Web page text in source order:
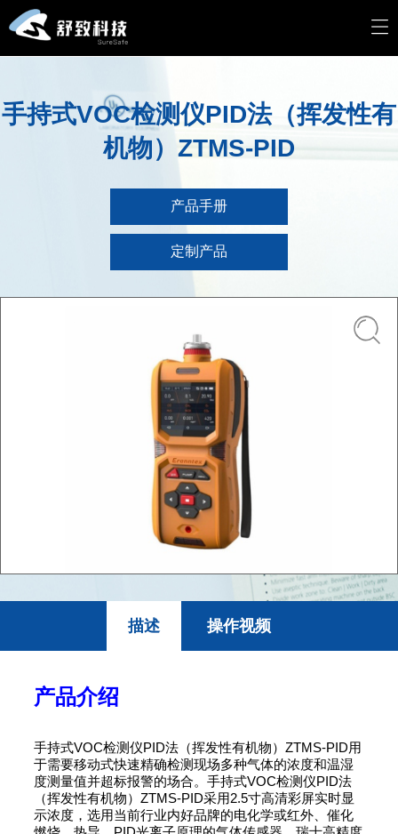
手持式VOC检测仪PID法（挥发性有
机物）ZTMS-PID
产品手册
定制产品
描述 操作视频
产品介绍
手持式VOC检测仪PID法（挥发性有机物）ZTMS-PID用
于需要移动式快速精确检测现场多种气体的浓度和温湿
度测量值并超标报警的场合。手持式VOC检测仪PID法
（挥发性有机物）ZTMS-PID采用2.5寸高清彩屏实时显
示浓度，选用当前行业内好品牌的电化学或红外、催化